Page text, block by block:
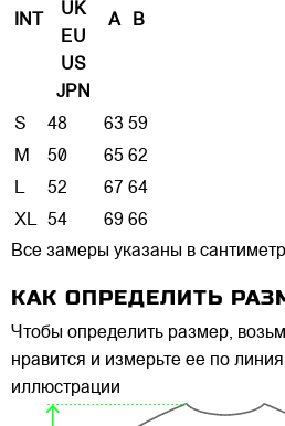
INT
UK
EU
US
JPN
A B
S 48 63 59
M
50 65 62
L
52 67 64
XL 54 69 66
Все замеры указаны в
КАК ОПРЕДЕЛИТЬ
Чтобы определить размер,
нравится и измерьте ее по
иллюстрации